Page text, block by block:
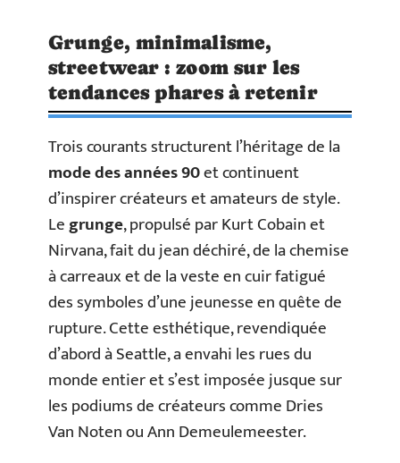
Grunge, minimalisme,
streetwear : zoom sur les
tendances phares à retenir
Trois courants structurent l’héritage de la
mode des années 90et continuent
d’inspirer créateurs et amateurs de style.
Legrunge, propulsé par Kurt Cobain et
Nirvana, fait du jean déchiré, de la chemise
à carreaux et de la veste en cuir fatigué
des symboles d’une jeunesse en quête de
rupture. Cette esthétique, revendiquée
d’abord à Seattle, a envahi les rues du
monde entier et s’est imposée jusque sur
les podiums de créateurs comme Dries
Van Noten ou Ann Demeulemeester.